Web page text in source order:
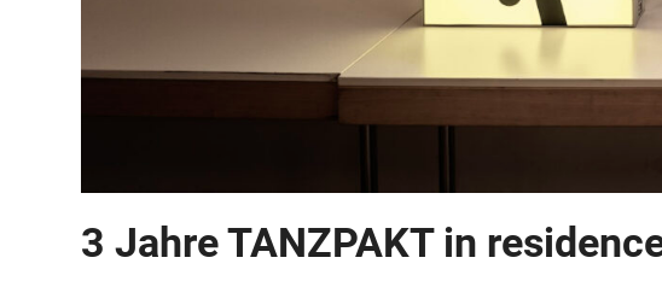
3 Jahre TANZPAKT in